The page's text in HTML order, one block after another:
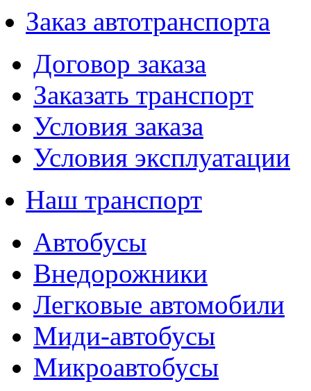
Заказ автотранспорта
Договор заказа
Заказать транспорт
Условия заказа
Условия эксплуатации
Наш транспорт
Автобусы
Внедорожники
Легковые автомобили
Миди-автобусы
Микроавтобусы